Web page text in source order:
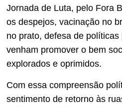
Jornada de Luta, pelo Fora
os despejos, vacinação no
no prato, defesa de políticas
venham promover o bem
explorados e oprimidos.
Com essa compreensão
sentimento de retorno às